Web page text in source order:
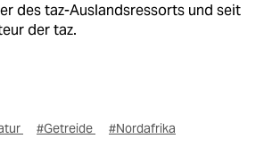
des taz-Auslandsressorts und seit
der taz.
#Getreide #Nordafrika